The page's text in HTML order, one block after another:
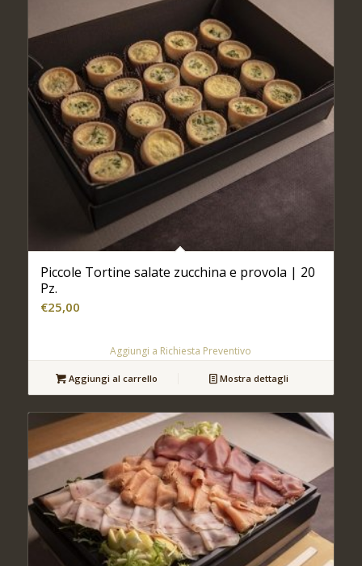
Piccole Tortine salate zucchina e provola | 20
Pz.
€25,00
Aggiungi a Richiesta Preventivo
Aggiungi al carrello Mostra dettagli